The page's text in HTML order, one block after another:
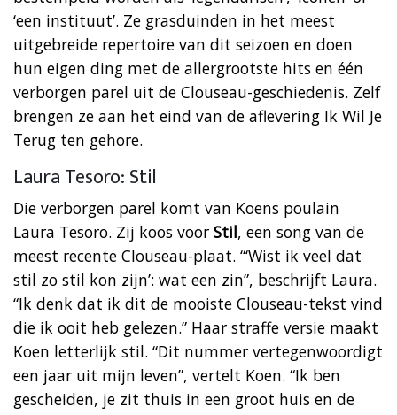
‘een instituut’. Ze grasduinden in het meest
uitgebreide repertoire van dit seizoen en doen
hun eigen ding met de allergrootste hits en één
verborgen parel uit de Clouseau-geschiedenis. Zelf
brengen ze aan het eind van de aflevering Ik Wil Je
Terug ten gehore.
Laura Tesoro: Stil
Die verborgen parel komt van Koens poulain
Laura Tesoro. Zij koos voor Stil, een song van de
meest recente Clouseau-plaat. “‘Wist ik veel dat
stil zo stil kon zijn’: wat een zin”, beschrijft Laura.
“Ik denk dat ik dit de mooiste Clouseau-tekst vind
die ik ooit heb gelezen.” Haar straffe versie maakt
Koen letterlijk stil. “Dit nummer vertegenwoordigt
een jaar uit mijn leven”, vertelt Koen. “Ik ben
gescheiden, je zit thuis in een groot huis en de